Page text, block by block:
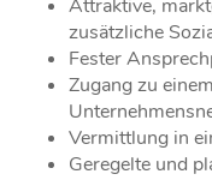
Attraktive,
zusätzliche
Fester
Zugang zu
Vermittlung in
Geregelte und